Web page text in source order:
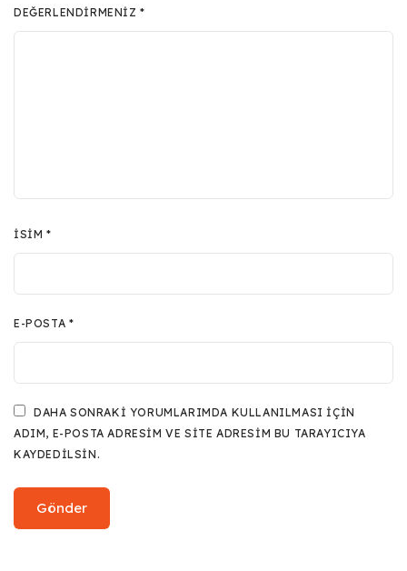
DEĞERLENDIRMENIZ*
İSIM*
E-POSTA *
DAHA SONRAKI YORUMLARIMDA KULLANILMASI IÇIN
ADIM, E-POSTA ADRESIM VE SITE ADRESIM BU TARAYICIYA
KAYDEDILSIN.